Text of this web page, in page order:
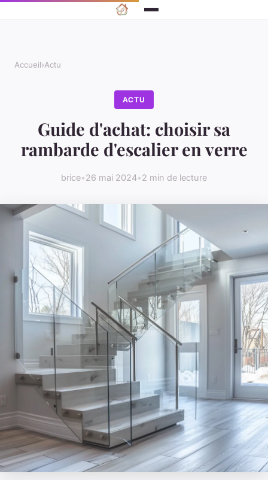
Accueil›Actu
ACTU
Guide d'achat: choisir sa
rambarde d'escalier en verre
brice•26 mai 2024•2 min de lecture